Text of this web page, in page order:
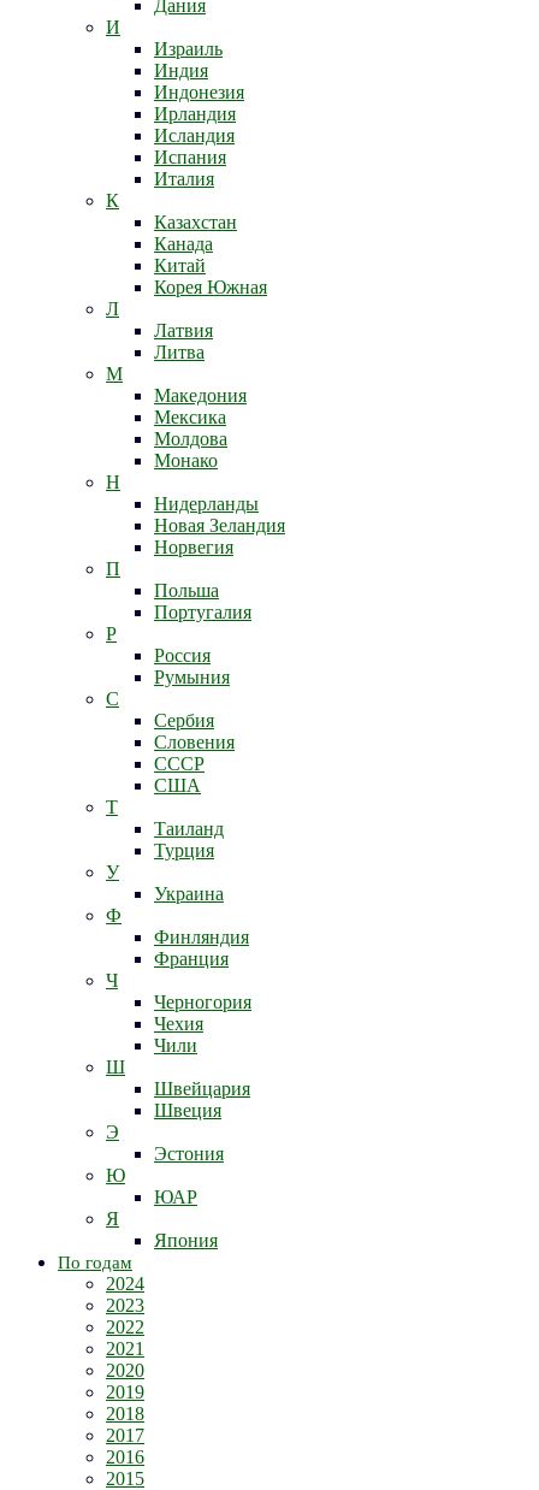
Дания
И
Израиль
Индия
Индонезия
Ирландия
Исландия
Испания
Италия
К
Казахстан
Канада
Китай
Корея Южная
Л
Латвия
Литва
М
Македония
Мексика
Молдова
Монако
Н
Нидерланды
Новая Зеландия
Норвегия
П
Польша
Португалия
Р
Россия
Румыния
С
Сербия
Словения
СССР
США
Т
Таиланд
Турция
У
Украина
Ф
Финляндия
Франция
Ч
Черногория
Чехия
Чили
Ш
Швейцария
Швеция
Э
Эстония
Ю
ЮАР
Я
Япония
По годам
2024
2023
2022
2021
2020
2019
2018
2017
2016
2015